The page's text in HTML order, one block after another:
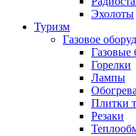
Эхолоты
Туризм
Газовое
Газовые
Горелки
Лампы
Плитки
Резаки